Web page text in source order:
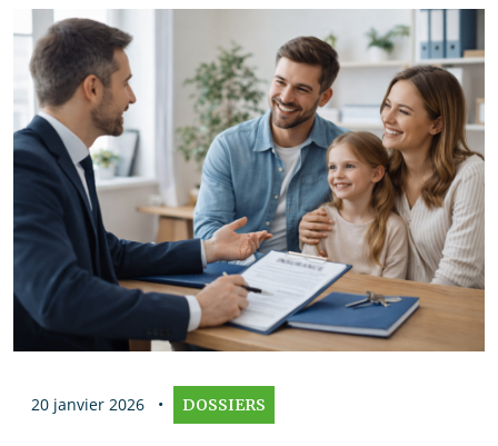
20 janvier 2026 • DOSSIERS